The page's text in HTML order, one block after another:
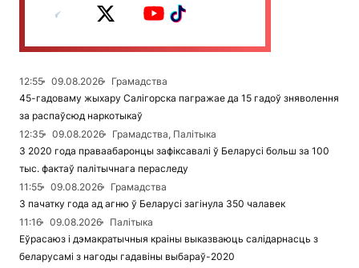
12:55 09.08.2026
Грамадства
45-гадоваму жыхару Салігорска пагражае да 15 гадоў зняволення
за распаўсюд наркотыкаў
12:35
09.08.2026
Грамадства, Палітыка
З 2020 года праваабаронцы зафіксавалі ў Беларусі больш за 100
тыс. фактаў палітычнага пераследу
11:55
09.08.2026
Грамадства
З пачатку года ад агню ў Беларусі загінула 350 чалавек
11:16
09.08.2026
Палітыка
Еўрасаюз і дэмакратычныя краіны выказваюць салідарнасць з
беларусамі з нагоды гадавіны выбараў-2020